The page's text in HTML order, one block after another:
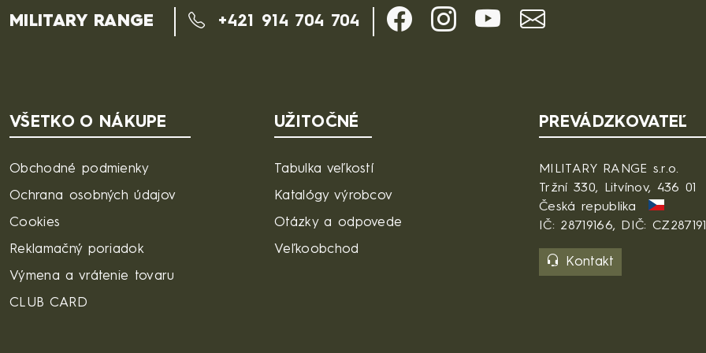
MILITARY RANGE +421 914 704 704
VŠETKO O NÁKUPE
Obchodné podmienky
Ochrana osobných údajov
Cookies
Reklamačný poriadok
Výmena a vrátenie tovaru
CLUB CARD
UŽITOČNÉ
Tabulka veľkostí
Katalógy výrobcov
Otázky a odpovede
Veľkoobchod
PREVÁDZKOVATEĽ
MILITARY RANGE s.r.o.
Tržní 330, Litvínov, 436 01
Česká republika
IČ: 28719166, DIČ:
Kontakt